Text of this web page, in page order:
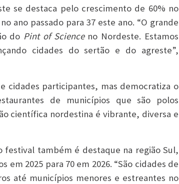
se destaca pelo crescimento de 60% no
ano passado para 37 este ano. “O grande
do Pint of Scienceno Nordeste. Estamos
cidades do sertão e do agreste”,
cidades participantes, mas democratiza o
de municípios que são polos
científica nordestina é vibrante, diversa e
festival também é destaque na região Sul,
2025 para 70 em 2026. “São cidades de
até municípios menores e estreantes no